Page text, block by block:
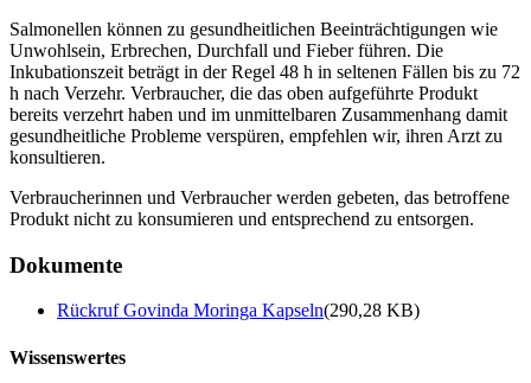
Salmonellen können zu gesundheitlichen Beeinträchtigungen wie
Unwohlsein, Erbrechen, Durchfall und Fieber führen. Die
Inkubationszeit beträgt in der Regel 48 h in seltenen Fällen bis zu 72
h nach Verzehr. Verbraucher, die das oben aufgeführte Produkt
bereits verzehrt haben und im unmittelbaren Zusammenhang damit
gesundheitliche Probleme verspüren, empfehlen wir, ihren Arzt zu
konsultieren.
Verbraucherinnen und Verbraucher werden gebeten, das betroffene
Produkt nicht zu konsumieren und entsprechend zu entsorgen.
Dokumente
Rückruf Govinda Moringa Kapseln(290,28 KB)
Wissenswertes